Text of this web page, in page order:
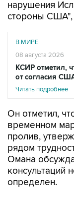
нарушения
стороны США",
В МИРЕ
08 августа 2026
КСИР отметил,
от согласия
Читать подробнее
Он отметил,
временном
пролив,
рядом
Омана
консультаций
определен.